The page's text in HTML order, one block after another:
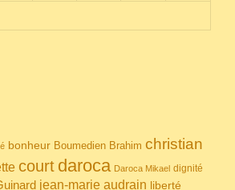
bonheur Boumedien Brahim christian
court daroca Daroca Mikael dignité
jean-marie audrain liberté